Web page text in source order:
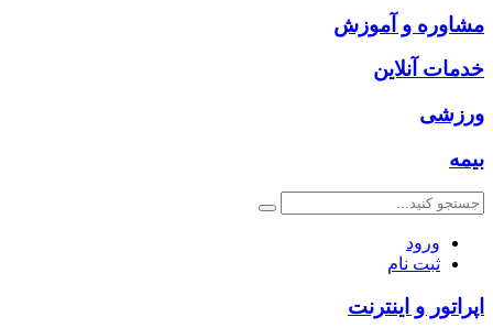
مشاوره و آموزش
خدمات آنلاین
ورزشی
بیمه
ورود
ثبت نام
اپراتور و اینترنت